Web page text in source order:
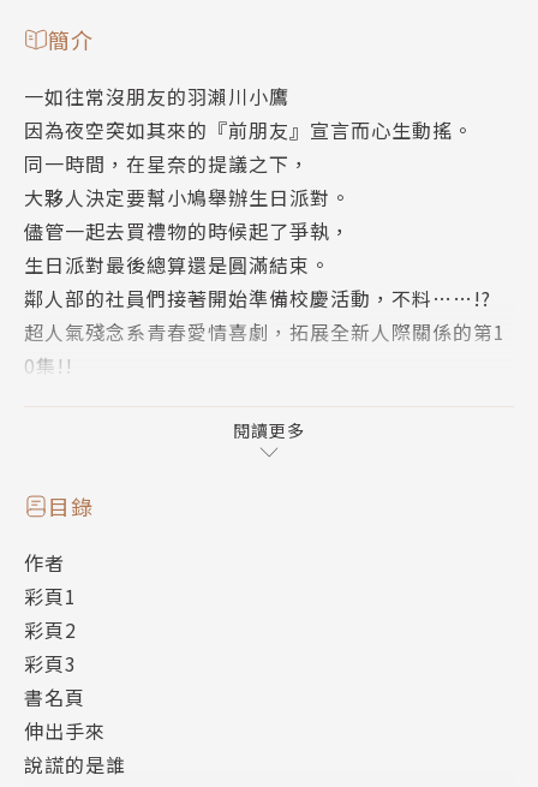
簡介
一如往常沒朋友的羽瀨川小鷹
因為夜空突如其來的『前朋友』宣言而心生動搖。
同一時間，在星奈的提議之下，
大夥人決定要幫小鳩舉辦生日派對。
儘管一起去買禮物的時候起了爭執，
生日派對最後總算還是圓滿結束。
鄰人部的社員們接著開始準備校慶活動，不料……!?
超人氣殘念系青春愛情喜劇，拓展全新人際關係的第1
0集!!
漫畫家、插畫家，同人漫畫社團3DT活動中。
原作：平坂讀
在小說界角落默默活著的輕小說作家，評價是朋友很
少。
閱讀更多
目錄
作者
彩頁1
彩頁2
彩頁3
書名頁
伸出手來
說謊的是誰